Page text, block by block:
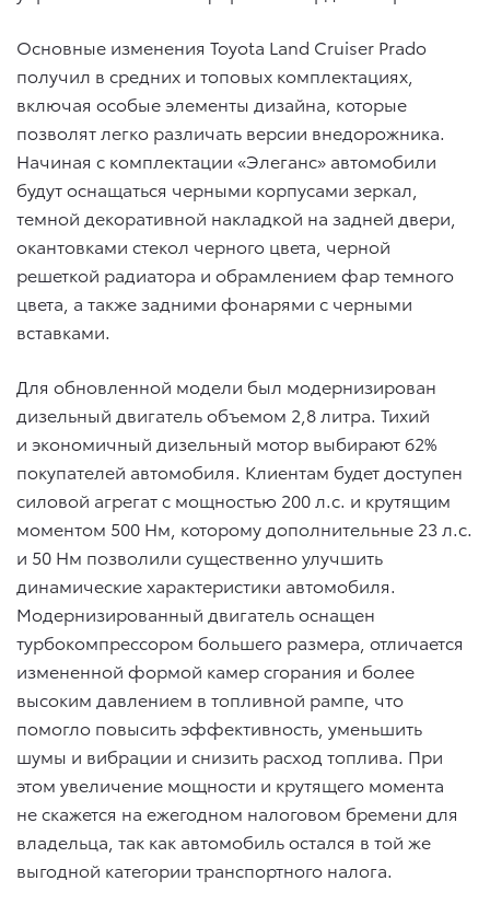
Основные изменения Toyota Land Cruiser Prado
получил в средних и топовых комплектациях,
включая особые элементы дизайна, которые
позволят легко различать версии внедорожника.
Начиная с комплектации «Элеганс» автомобили
будут оснащаться черными корпусами зеркал,
темной декоративной накладкой на задней двери,
окантовками стекол черного цвета, черной
решеткой радиатора и обрамлением фар темного
цвета, а также задними фонарями с черными
вставками.
Для обновленной модели был модернизирован
дизельный двигатель объемом 2,8 литра. Тихий
и экономичный дизельный мотор выбирают 62%
покупателей автомобиля. Клиентам будет доступен
силовой агрегат с мощностью 200 л.с. и крутящим
моментом 500 Нм, которому дополнительные 23 л.с.
и 50 Нм позволили существенно улучшить
динамические характеристики автомобиля.
Модернизированный двигатель оснащен
турбокомпрессором большего размера, отличается
измененной формой камер сгорания и более
высоким давлением в топливной рампе, что
помогло повысить эффективность, уменьшить
шумы и вибрации и снизить расход топлива. При
этом увеличение мощности и крутящего момента
не скажется на ежегодном налоговом бремени для
владельца, так как автомобиль остался в той же
выгодной категории транспортного налога.